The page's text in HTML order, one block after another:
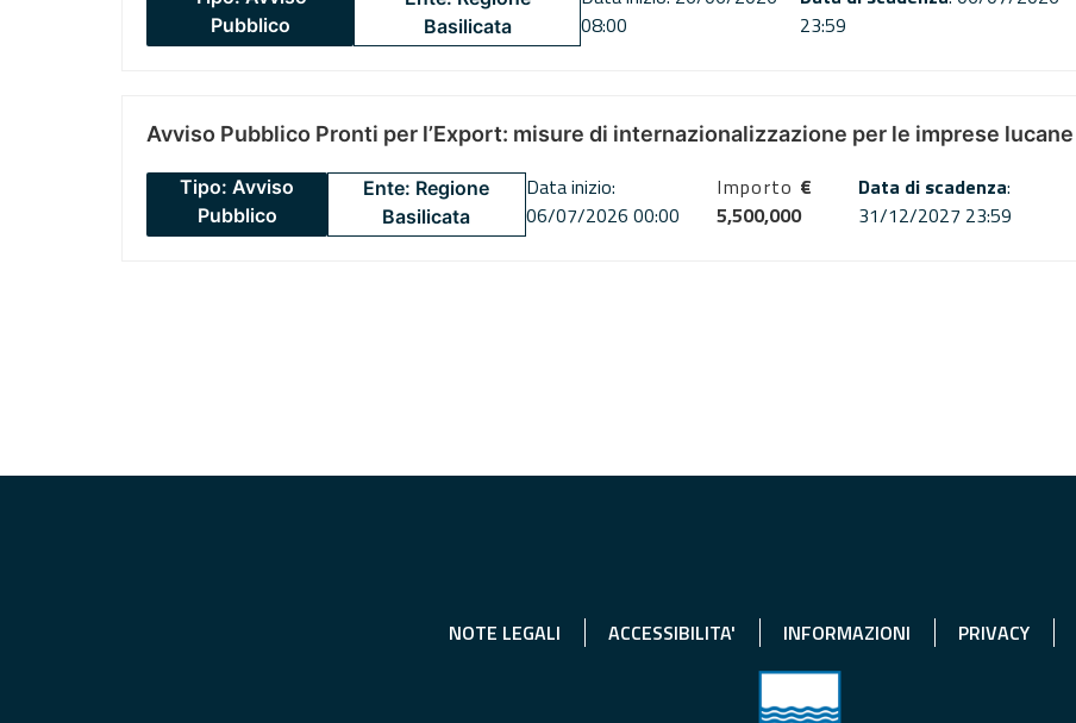
Pubblico
Basilicata
08:00
23:59
Avviso Pubblico Pronti per l’Export: misure di internazionalizzazione per le imprese lucane
Tipo: Avviso
Pubblico
Ente: Regione
Basilicata
Data inizio:
06/07/2026 00:00
Importo €
5,500,000
Data di scadenza:
31/12/2027 23:59
NOTE LEGALI ACCESSIBILITA' INFORMAZIONI PRIVACY